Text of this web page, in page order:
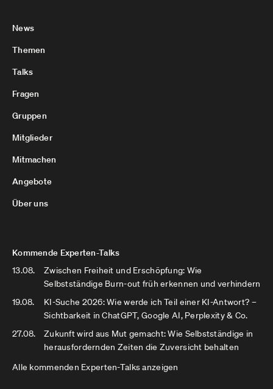
News
Themen
Talks
Fragen
Gruppen
Mitglieder
Mitmachen
Angebote
Über uns
Kommende Experten-Talks
13.08.
Zwischen Freiheit und Erschöpfung: Wie
Selbstständige Burn-out früh erkennen und verhindern
19.08.
KI-Suche 2026: Wie werde ich Teil einer KI-Antwort? –
Sichtbarkeit in ChatGPT, Google AI, Perplexity & Co.
27.08.
Zukunft wird aus Mut gemacht: Wie Selbstständige in
herausfordernden Zeiten die Zuversicht behalten
Alle kommenden Experten-Talks anzeigen